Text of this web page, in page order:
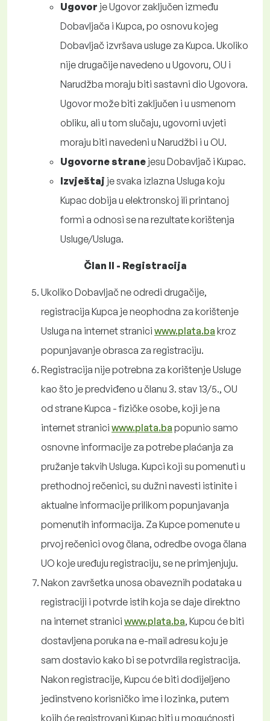
Ugovor je Ugovor zaključen između
Dobavljača i Kupca, po osnovu kojeg
Dobavljač izvršava usluge za Kupca. Ukoliko
nije drugačije navedeno u Ugovoru, OU i
Narudžba moraju biti sastavni dio Ugovora.
Ugovor može biti zaključen i u usmenom
obliku, ali u tom slučaju, ugovorni uvjeti
moraju biti navedeni u Narudžbi i u OU.
Ugovorne strane jesu Dobavljač i Kupac.
Izvještaj je svaka izlazna Usluga koju
Kupac dobija u elektronskoj ili printanoj
formi a odnosi se na rezultate korištenja
Usluge/Usluga.
Član II - Registracija
Ukoliko Dobavljač ne odredi drugačije,
registracija Kupca je neophodna za korištenje
Usluga na internet stranici www.plata.ba kroz
popunjavanje obrasca za registraciju.
Registracija nije potrebna za korištenje Usluge
kao što je predviđeno u članu 3. stav 13/5., OU
od strane Kupca - fizičke osobe, koji je na
internet stranici www.plata.ba popunio samo
osnovne informacije za potrebe plaćanja za
pružanje takvih Usluga. Kupci koji su pomenuti u
prethodnoj rečenici, su dužni navesti istinite i
aktualne informacije prilikom popunjavanja
pomenutih informacija. Za Kupce pomenute u
prvoj rečenici ovog člana, odredbe ovoga člana
UO koje uređuju registraciju, se ne primjenjuju.
Nakon završetka unosa obaveznih podataka u
registraciji i potvrde istih koja se daje direktno
na internet stranici www.plata.ba, Kupcu će biti
dostavljena poruka na e-mail adresu koju je
sam dostavio kako bi se potvrdila registracija.
Nakon registracije, Kupcu će biti dodijeljeno
jedinstveno korisničko ime i lozinka, putem
kojih će registrovani Kupac biti u mogućnosti